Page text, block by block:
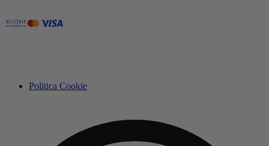
Politica Cookie